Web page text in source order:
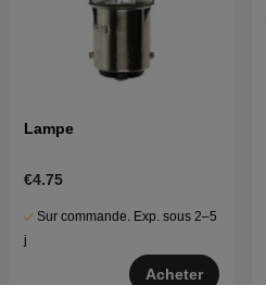
Lampe
€4.75
Sur commande. Exp. sous 2–5
j
Acheter